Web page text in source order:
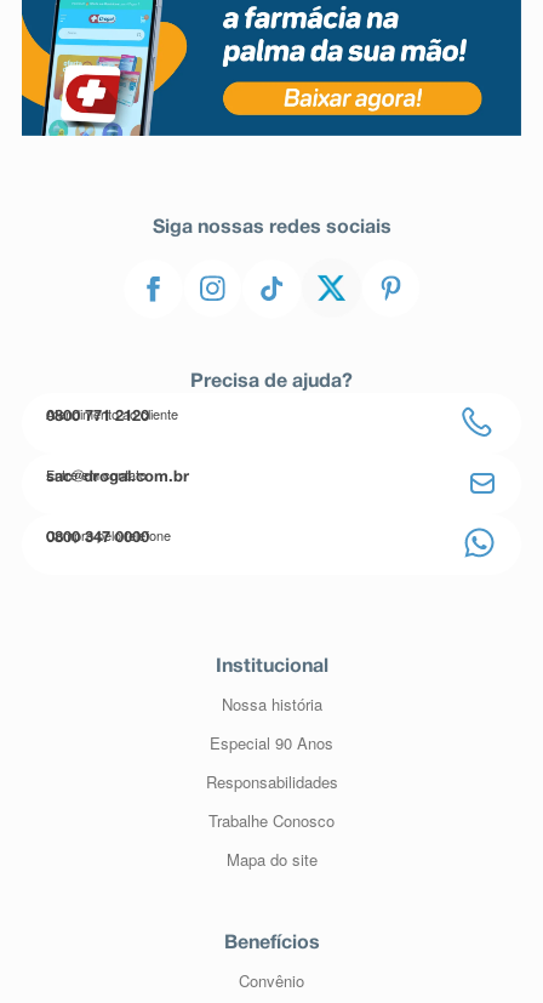
Siga nossas redes sociais
Precisa de ajuda?
Atendimento ao cliente
0800 771 2120
Entre em contato
sac@drogal.com.br
Compre pelo telefone
0800 347 0000
Institucional
Nossa história
Especial 90 Anos
Responsabilidades
Trabalhe Conosco
Mapa do site
Benefícios
Convênio